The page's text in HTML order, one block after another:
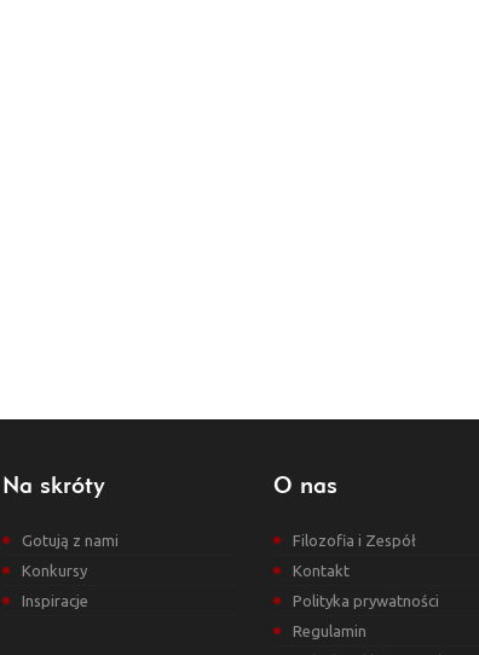
Na skróty
Gotują z nami
Konkursy
Inspiracje
O nas
Filozofia i Zespół
Kontakt
Polityka prywatności
Regulamin